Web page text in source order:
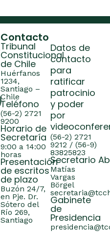
Contacto
Tribunal
Constitucional
de Chile
Huérfanos
1234,
Santiago –
Chile
Teléfono
(56-2) 2721
9200
Horario de
Secretaría
9:00 a 14:00
horas
Presentación
de escritos
de plazo
Buzón 24/7,
en Pje. Dr.
Sótero del
Río 269,
Santiago
Datos de
contacto
para
ratificar
patrocinio
y poder
por
(56-2) 2721
9212 / (56-9)
83825823
Secretario
Matías
Vargas
Börgel
Gabinete
de
Presidencia